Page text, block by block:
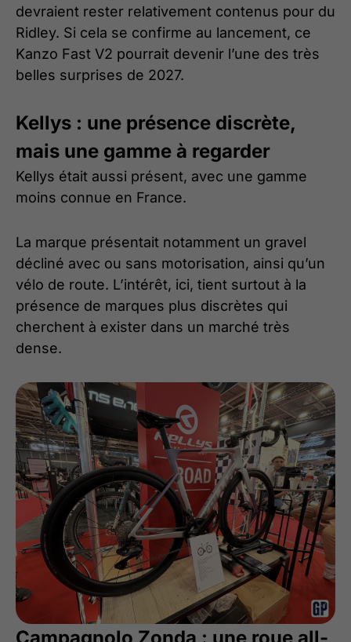
devraient rester relativement contenus pour du
Ridley. Si cela se confirme au lancement, ce
Kanzo Fast V2 pourrait devenir l’une des très
belles surprises de 2027.
Kellys : une présence discrète,
mais une gamme à regarder
Kellys était aussi présent, avec une gamme
moins connue en France.
La marque présentait notamment un gravel
décliné avec ou sans motorisation, ainsi qu’un
vélo de route. L’intérêt, ici, tient surtout à la
présence de marques plus discrètes qui
cherchent à exister dans un marché très
dense.
Campagnolo Zonda : une roue all-